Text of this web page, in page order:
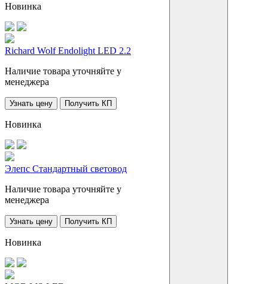
Новинка
Richard Wolf Endolight LED 2.2
Наличие товара уточняйте у
менеджера
Узнать цену Получить КП
Новинка
Элепс Стандартный световод
Наличие товара уточняйте у
менеджера
Узнать цену Получить КП
Новинка